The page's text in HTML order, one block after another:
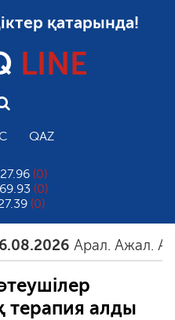
қатарында!
LINE
QAZ
(0)
(0)
(0)
Арал. Ажал. Айғақ
терапия алды